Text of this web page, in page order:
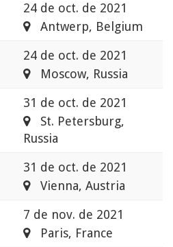
24 de oct. de 2021
Antwerp, Belgium
24 de oct. de 2021
Moscow, Russia
31 de oct. de 2021
St. Petersburg,
Russia
31 de oct. de 2021
Vienna, Austria
7 de nov. de 2021
Paris, France